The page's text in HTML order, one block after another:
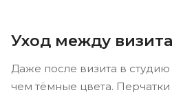
Уход между
Даже после визита в
чем тёмные цвета.